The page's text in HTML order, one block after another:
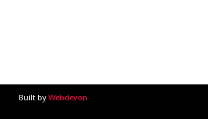
Built by Webdevon